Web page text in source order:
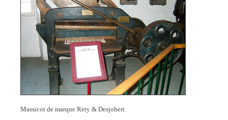
Massicot de marque Rety & Desjobert.